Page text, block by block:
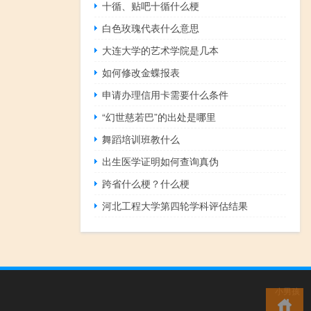
十循、贴吧十循什么梗
白色玫瑰代表什么意思
大连大学的艺术学院是几本
如何修改金蝶报表
申请办理信用卡需要什么条件
“幻世慈若巴”的出处是哪里
舞蹈培训班教什么
出生医学证明如何查询真伪
跨省什么梗？什么梗
河北工程大学第四轮学科评估结果
小男孩